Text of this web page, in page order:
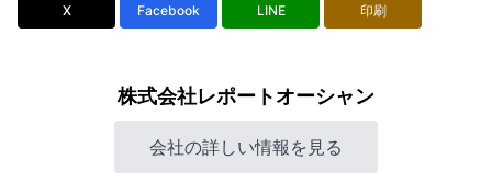
X Facebook LINE 印刷
株式会社レポートオーシャン
会社の詳しい情報を見る